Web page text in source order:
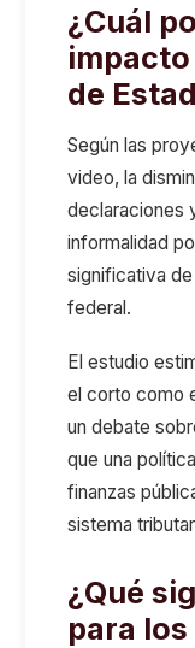
¿Cuál
de
Según las
video, la
declaraciones
informalidad
significativa
federal.
El estudio
el corto como
un debate
que una
finanzas
sistema
¿Qué
para